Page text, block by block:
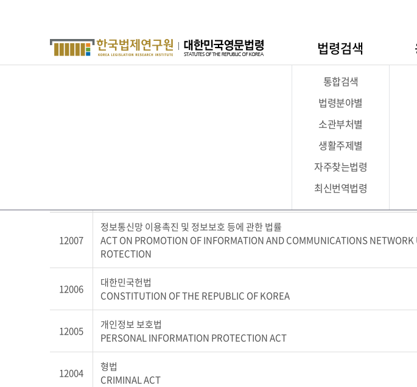
한국법제연구원 법령검색
통합검색
법령분야별
소관부처별
생활주제별
자주찾는법령
최신번역법령
12007
정보통신망 이용촉진 및 정보보호 등에 관한 법률
ACT ON PROMOTION OF INFORMATION AND COMMUNICATIONS
ROTECTION
12006
대한민국헌법
CONSTITUTION OF THE REPUBLIC OF KOREA
12005
개인정보 보호법
PERSONAL INFORMATION PROTECTION ACT
12004
형법
CRIMINAL ACT